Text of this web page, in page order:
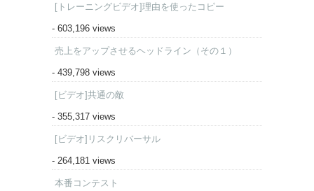
[トレーニングビデオ]理由を使ったコピー
- 603,196 views
売上をアップさせるヘッドライン（その１）
- 439,798 views
[ビデオ]共通の敵
- 355,317 views
[ビデオ]リスクリバーサル
- 264,181 views
本番コンテスト